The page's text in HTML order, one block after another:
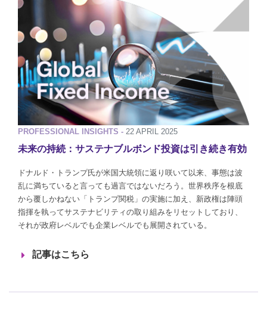
PROFESSIONAL INSIGHTS - 22 APRIL 2025
未来の持続：サステナブルボンド投資は引き続き有効
ドナルド・トランプ氏が米国大統領に返り咲いて以来、事態は波
乱に満ちていると言っても過言ではないだろう。世界秩序を根底
から覆しかねない「トランプ関税」の実施に加え、新政権は陣頭
指揮を執ってサステナビリティの取り組みをリセットしており、
それが政府レベルでも企業レベルでも展開されている。
記事はこちら